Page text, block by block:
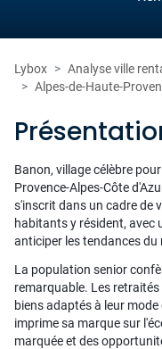
Lybox Analyse ville
Alpes-de-Haute-
Banon, village célèbre
Provence-Alpes-Côte
s'inscrit dans un cadre de
habitants y résident, avec
anticiper les tendances du
La population senior
remarquable. Les
biens adaptés à leur
imprime sa marque sur
marquée et des